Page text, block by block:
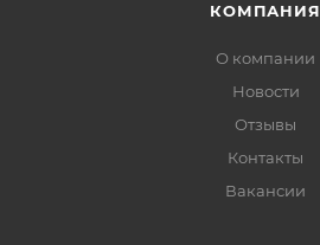
КОМПАНИЯ
О компании
Новости
Отзывы
Контакты
Вакансии